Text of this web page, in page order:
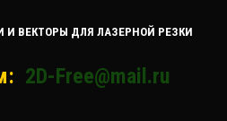
И ВЕКТОРЫ ДЛЯ ЛАЗЕРНОЙ РЕЗКИ
2D-Free@mail.ru